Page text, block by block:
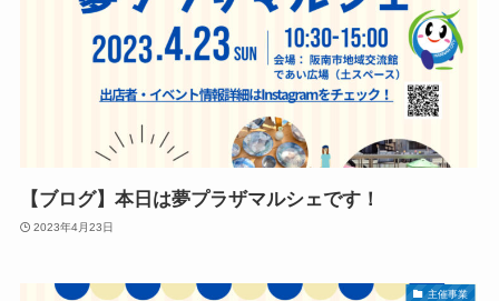
【ブログ】本日は夢プラザマルシェです！
2023年4月23日
主催事業